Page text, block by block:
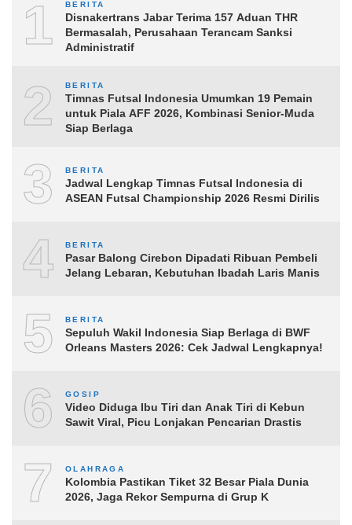
1 BERITA
Disnakertrans Jabar Terima 157 Aduan THR
Bermasalah, Perusahaan Terancam Sanksi
Administratif
2 BERITA
Timnas Futsal Indonesia Umumkan 19 Pemain
untuk Piala AFF 2026, Kombinasi Senior-Muda
Siap Berlaga
3 BERITA
Jadwal Lengkap Timnas Futsal Indonesia di
ASEAN Futsal Championship 2026 Resmi Dirilis
4 BERITA
Pasar Balong Cirebon Dipadati Ribuan Pembeli
Jelang Lebaran, Kebutuhan Ibadah Laris Manis
5 BERITA
Sepuluh Wakil Indonesia Siap Berlaga di BWF
Orleans Masters 2026: Cek Jadwal Lengkapnya!
6 GOSIP
Video Diduga Ibu Tiri dan Anak Tiri di Kebun
Sawit Viral, Picu Lonjakan Pencarian Drastis
7 OLAHRAGA
Kolombia Pastikan Tiket 32 Besar Piala Dunia
2026, Jaga Rekor Sempurna di Grup K